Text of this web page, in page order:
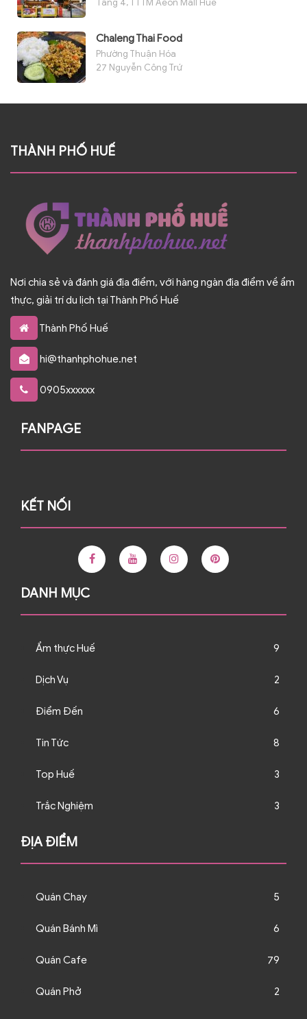
Tầng 4, TTTM Aeon Mall Huế
Chaleng Thai Food
Phường Thuận Hóa
27 Nguyễn Công Trứ
THÀNH PHỐ HUẾ
Nơi chia sẻ và đánh giá địa điểm, với hàng ngàn địa điểm về ẩm
thực, giải trí du lịch tại Thành Phố Huế
Thành Phố Huế
hi@thanhphohue.net
0905xxxxxx
FANPAGE
KẾT NỐI
DANH MỤC
Ẩm thực Huế 9
Dịch Vụ 2
Điểm Đến 6
Tin Tức 8
Top Huế 3
Trắc Nghiệm 3
ĐỊA ĐIỂM
Quán Chay 5
Quán Bánh Mì 6
Quán Cafe 79
Quán Phở 2